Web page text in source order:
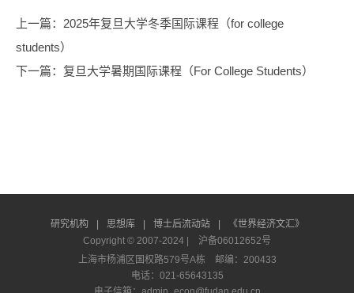
上一篇：2025年复旦大学冬季国际课程（for college
students）
下一篇：复旦大学暑期国际课程（For College Students）
研究机构 思想库 博士后流动站
《世界经济文汇》
Copyright © 2007-2024 | 沪备06012652号
上海市杨浦区国权路579号A栋 邮编：200433
电话：021-65643135